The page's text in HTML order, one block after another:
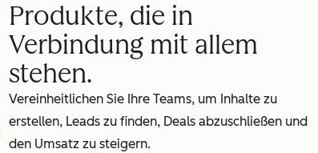
Produkte, die in
Verbindung mit allem
stehen.
Vereinheitlichen Sie Ihre Teams, um Inhalte zu
erstellen, Leads zu finden, Deals abzuschließen und
den Umsatz zu steigern.